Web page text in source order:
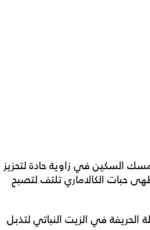
حجمها 4 سم، على أن تمسك السكين في زاوية حادة لتحزيز
حبات الكالاماري تلتف لتصبح
في الزيت النباتي لتذبل